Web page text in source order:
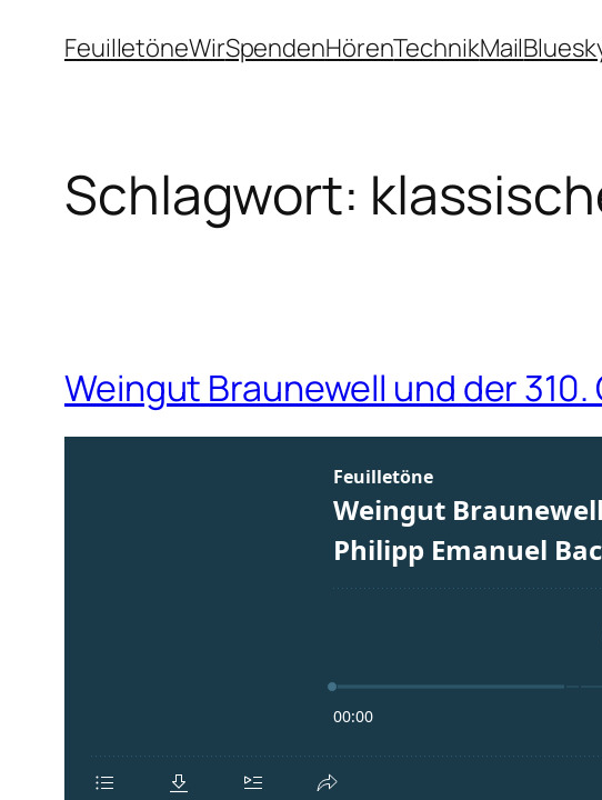
InhaltFeuilletöneWirSpendenHörenTechnikMail
Schlagwort:
Weingut Braunewell und der